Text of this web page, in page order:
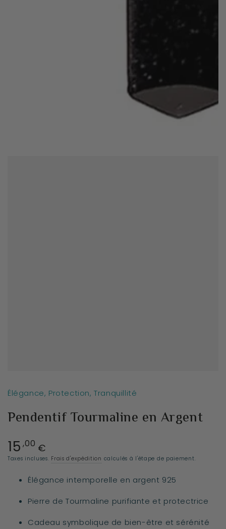
Élégance, Protection, Tranquillité
Pendentif Tourmaline en Argent
Prix
normal
15 ,00 €
Taxes incluses. Frais d'expédition calculés à l'étape de paiement.
Élégance intemporelle en argent 925
Pierre de Tourmaline purifiante et protectrice
Cadeau symbolique de bien-être et sérénité